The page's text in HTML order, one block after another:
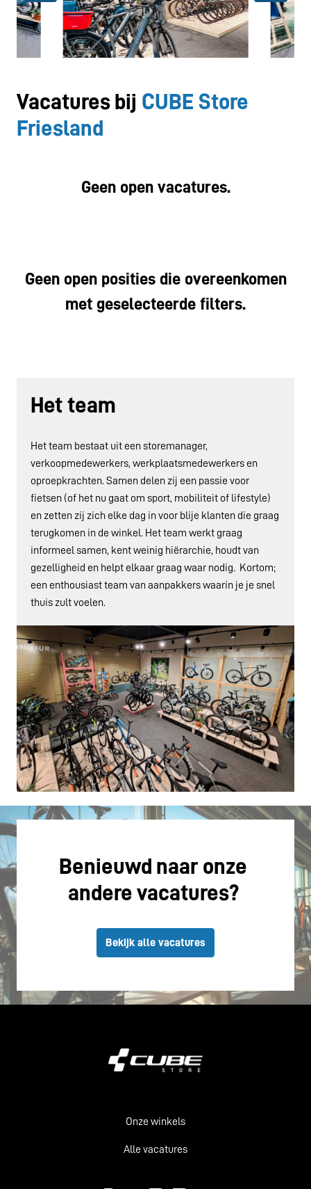
Vacatures bij CUBE Store
Friesland
Geen open vacatures.
Geen open posities die overeenkomen
met geselecteerde filters.
Het team
Het team bestaat uit een storemanager,
verkoopmedewerkers, werkplaatsmedewerkers en
oproepkrachten. Samen delen zij een passie voor
fietsen (of het nu gaat om sport, mobiliteit of lifestyle)
en zetten zij zich elke dag in voor blije klanten die graag
terugkomen in de winkel. Het team werkt graag
informeel samen, kent weinig hiërarchie, houdt van
gezelligheid en helpt elkaar graag waar nodig.  Kortom;
een enthousiast team van aanpakkers waarin je je snel
thuis zult voelen.
Benieuwd naar onze
andere vacatures?
Bekijk alle vacatures
Homepagina
Onze winkels
Alle vacatures